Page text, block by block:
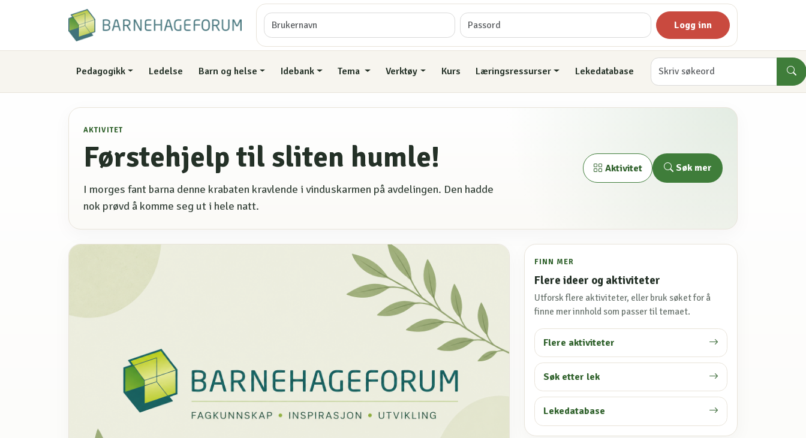
Logg inn
Pedagogikk Ledelse Barn og helse Idebank Tema Verktøy Kurs Læringsressurser Lekedatabase
AKTIVITET
Førstehjelp til sliten humle!
I morges fant barna denne krabaten kravlende i vinduskarmen på avdelingen. Den hadde
nok prøvd å komme seg ut i hele natt.
Aktivitet Søk mer
FINN MER
Flere ideer og aktiviteter
Utforsk flere aktiviteter, eller bruk søket for å
finne mer innhold som passer til temaet.
Flere aktiviteter
Søk etter lek
Lekedatabase